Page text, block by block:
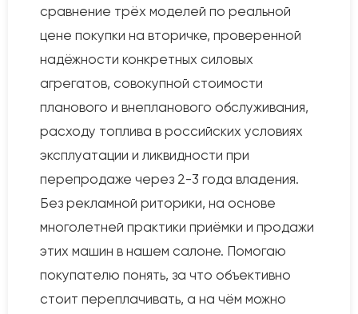
сравнение трёх моделей по реальной
цене покупки на вторичке, проверенной
надёжности конкретных силовых
агрегатов, совокупной стоимости
планового и внепланового обслуживания,
расходу топлива в российских условиях
эксплуатации и ликвидности при
перепродаже через 2-3 года владения.
Без рекламной риторики, на основе
многолетней практики приёмки и продажи
этих машин в нашем салоне. Помогаю
покупателю понять, за что объективно
стоит переплачивать, а на чём можно